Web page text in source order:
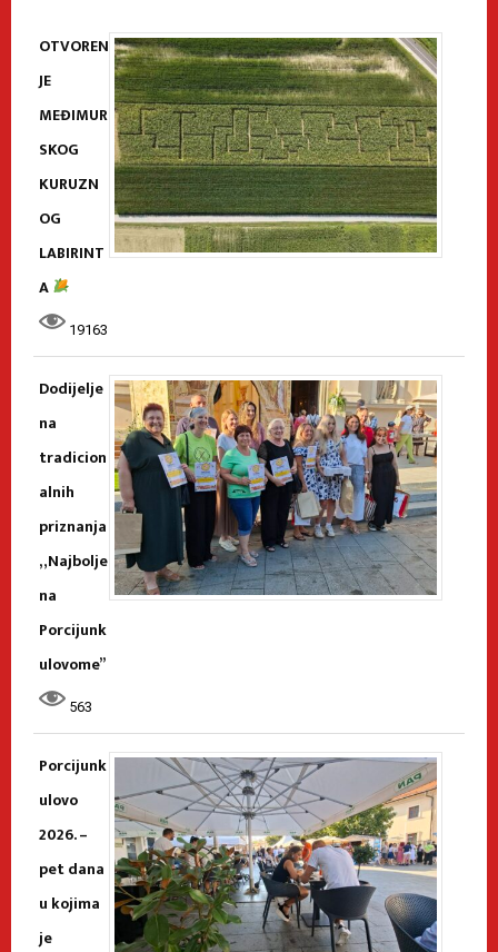
OTVOREN
JE
MEĐIMUR
SKOG
KURUZN
OG
LABIRINT
A
19163
Dodijelje
na
tradicion
alnih
priznanja
„Najbolje
na
Porcijunk
ulovome”
563
Porcijunk
ulovo
2026. –
pet dana
u kojima
je